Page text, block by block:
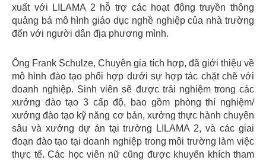
xuất với LILAMA 2 hỗ trợ các hoạt động truyền thông
quảng bá mô hình giáo dục nghề nghiệp của nhà trường
đến với người dân địa phương mình.
Ông Frank Schulze, Chuyên gia tích hợp, đã giới thiệu về
mô hình đào tạo phối hợp dưới sự hợp tác chặt chẽ với
doanh nghiệp. Sinh viên sẽ được trải nghiệm trong các
xưởng đào tạo 3 cấp độ, bao gồm phòng thí nghiệm/
xưởng đào tạo kỹ năng cơ bản, xưởng thực hành chuyên
sâu và xưởng dự án tại trường LILAMA 2, và các giai
đoạn đào tạo tại doanh nghiệp trong môi trường làm việc
thực tế. Các học viên nữ cũng được khuyến khích tham